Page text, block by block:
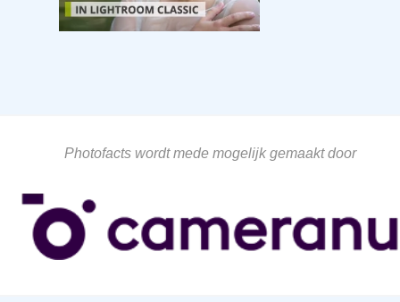
Photofacts wordt mede mogelijk gemaakt door